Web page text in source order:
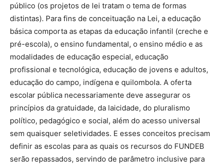
público (os projetos de lei tratam o tema de formas
distintas). Para fins de conceituação na Lei, a educação
básica comporta as etapas da educação infantil (creche e
pré-escola), o ensino fundamental, o ensino médio e as
modalidades de educação especial, educação
profissional e tecnológica, educação de jovens e adultos,
educação do campo, indígena e quilombola. A oferta
escolar pública necessariamente deve assegurar os
princípios da gratuidade, da laicidade, do pluralismo
político, pedagógico e social, além do acesso universal
sem quaisquer seletividades. E esses conceitos precisam
definir as escolas para as quais os recursos do FUNDEB
serão repassados, servindo de parâmetro inclusive para